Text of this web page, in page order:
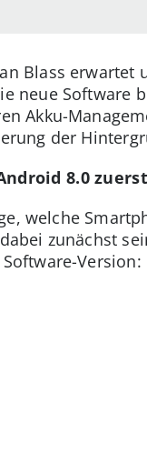
Blass
neue Software
Akku-
der
8.0 zuerst
welche
zunächst
Version: